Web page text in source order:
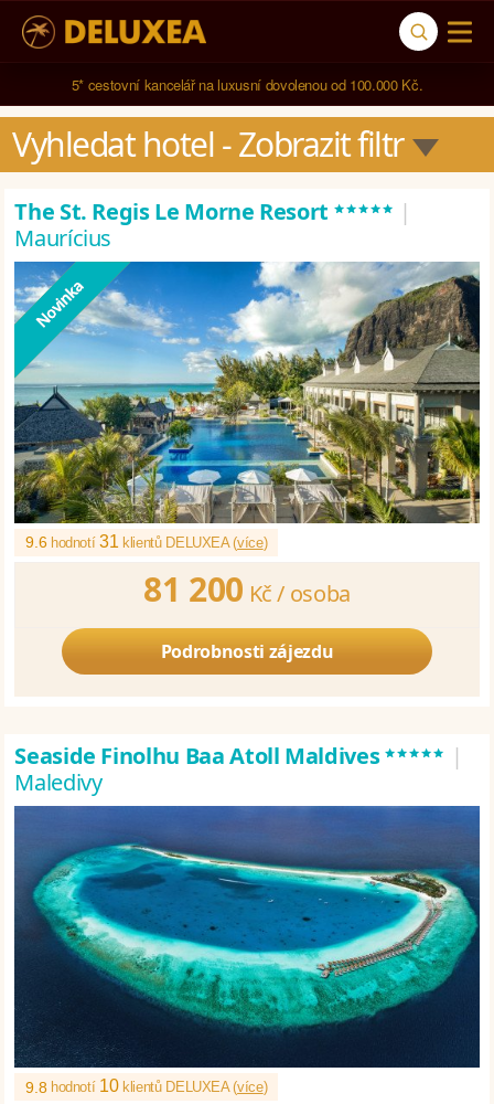
5* cestovní kancelář na luxusní dovolenou od 100.000 Kč.
Vyhledat hotel - Zobrazit filtr
The St. Regis Le Morne Resort ***** |
Maurícius
9.6 hodnotí31 klientů DELUXEA (více)
81 200 Kč / osoba
Podrobnosti zájezdu
Seaside Finolhu Baa Atoll Maldives***** |
Maledivy
9.8 hodnotí 10klientů DELUXEA (více)